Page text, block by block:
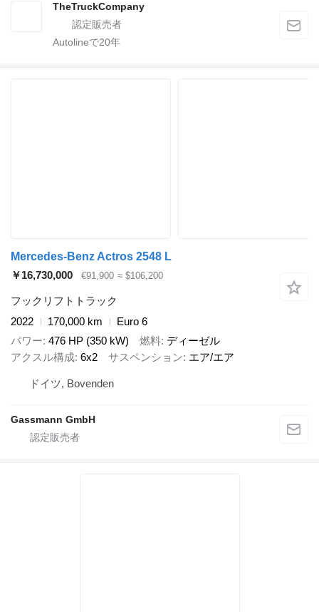
TheTruckCompany
Autolineで20年
Mercedes-Benz Actros 2548 L
￥16,730,000
€91,900 ≈ $106,200
フックリフトトラック
2022
170,000 km
Euro 6
パワー 476 HP (350 kW) 燃料 ディーゼル
アクスル構成 6x2 サスペンション エア/エア
ドイツ, Bovenden
Gassmann GmbH